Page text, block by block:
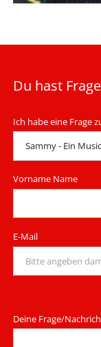
Du hast
Ich habe eine Frage
Vorname Name
Pflichtfeld
E-Mail
Deine Frage/